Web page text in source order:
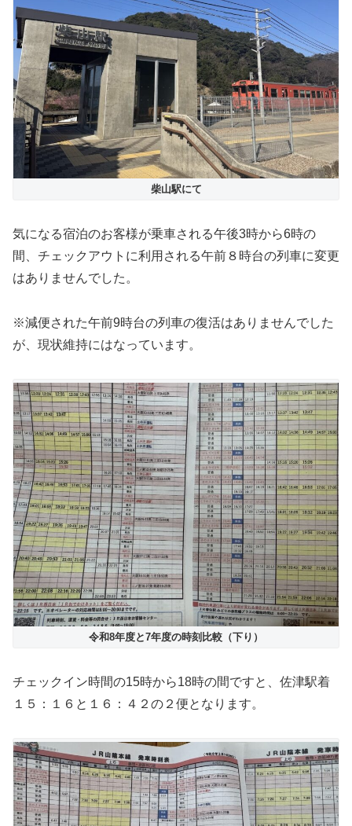
柴山駅にて
気になる宿泊のお客様が乗車される午後3時から6時の
間、チェックアウトに利用される午前８時台の列車に変更
はありませんでした。
※減便された午前9時台の列車の復活はありませんでした
が、現状維持にはなっています。
令和8年度と7年度の時刻比較（下り）
チェックイン時間の15時から18時の間ですと、佐津駅着
１５：１６と１６：４２の２便となります。